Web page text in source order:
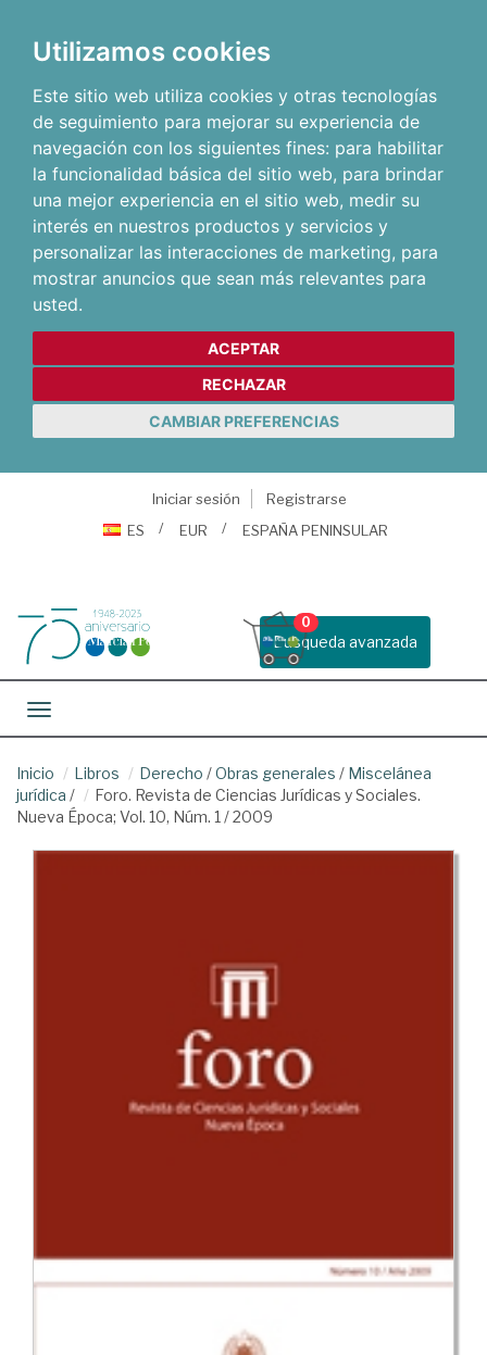
Utilizamos cookies
Este sitio web utiliza cookies y otras tecnologías
de seguimiento para mejorar su experiencia de
navegación con los siguientes fines: para habilitar
la funcionalidad básica del sitio web, para brindar
una mejor experiencia en el sitio web, medir su
interés en nuestros productos y servicios y
personalizar las interacciones de marketing, para
mostrar anuncios que sean más relevantes para
usted.
ACEPTAR
RECHAZAR
CAMBIAR PREFERENCIAS
Iniciar sesión
Registrarse
ES
EUR ESPAÑA PENINSULAR
Busqueda avanzada
0
Toggle navigation
Inicio Libros Derecho /Obras generales / Miscelánea
jurídica /
Foro. Revista de Ciencias Jurídicas y Sociales.
Nueva Época; Vol. 10, Núm. 1 / 2009